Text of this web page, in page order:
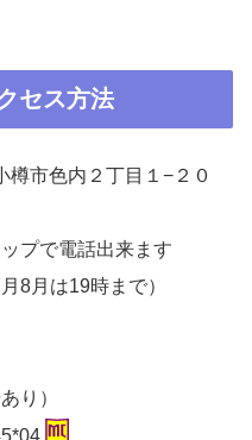
セス方法
樽市色内２丁目１−２０
プで電話出来ます
8月は19時まで）
り）